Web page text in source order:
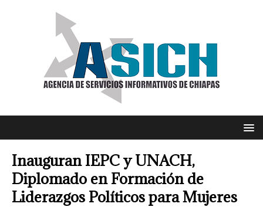
Inauguran IEPC y UNACH,
Diplomado en Formación de
Liderazgos Políticos para Mujeres